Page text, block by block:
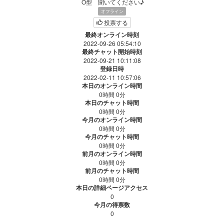
オフライン
投票する
最終オンライン時刻
2022-09-26 05:54:10
最終チャット開始時刻
2022-09-21 10:11:08
登録日時
2022-02-11 10:57:06
本日のオンライン時間
0時間 0分
本日のチャット時間
0時間 0分
今月のオンライン時間
0時間 0分
今月のチャット時間
0時間 0分
前月のオンライン時間
0時間 0分
前月のチャット時間
0時間 0分
本日の詳細ページアクセス
0
今月の得票数
0